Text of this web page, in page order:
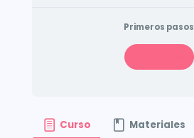
Primeros pasos
Curso Materiales